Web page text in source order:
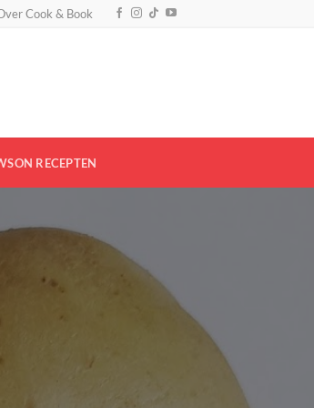
Cook & Book
RECEPTEN